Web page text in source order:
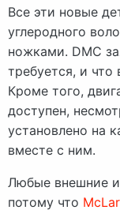
Все эти новые
углеродного
ножками. DMC
требуется, и
Кроме того,
доступен,
установлено на
вместе с ним.
Любые внешние
потому что